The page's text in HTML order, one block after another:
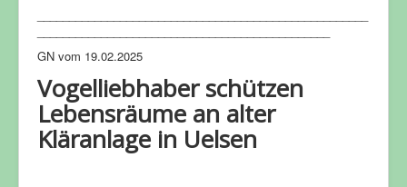
GN vom 19.02.2025
Vogelliebhaber schützen
Lebensräume an alter
Kläranlage in Uelsen